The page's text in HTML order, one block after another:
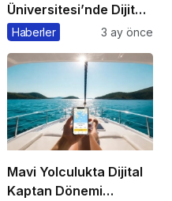
Üniversitesi’nde Dijital
Markalaşma 1.0
Haberler 3 ay önce
Mavi Yolculukta Dijital
Kaptan Dönemi